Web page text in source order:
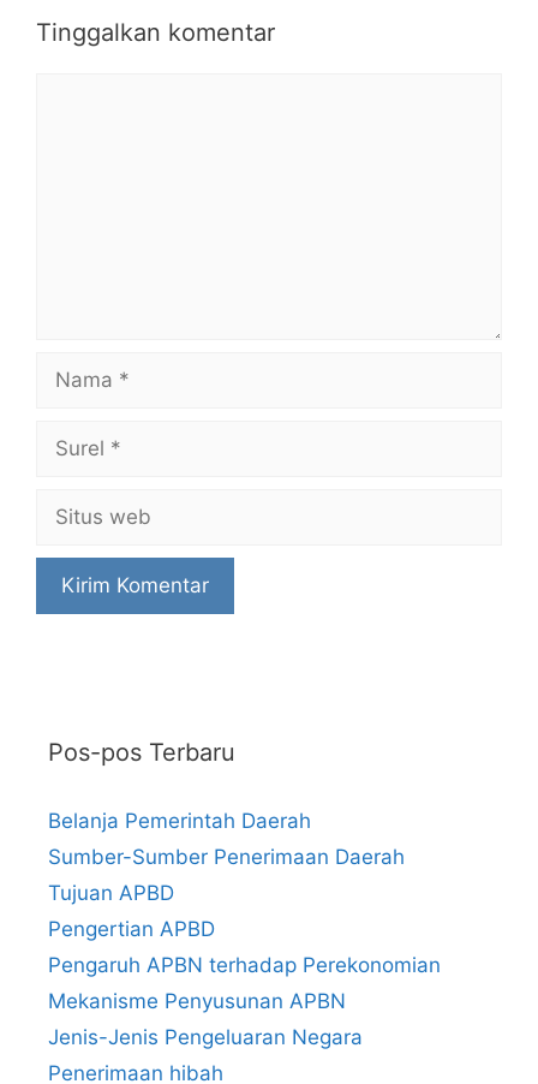
Tinggalkan komentar
Nama
Surel
Situs
web
Pos-pos Terbaru
Belanja Pemerintah Daerah
Sumber-Sumber Penerimaan Daerah
Tujuan APBD
Pengertian APBD
Pengaruh APBN terhadap Perekonomian
Mekanisme Penyusunan APBN
Jenis-Jenis Pengeluaran Negara
Penerimaan hibah